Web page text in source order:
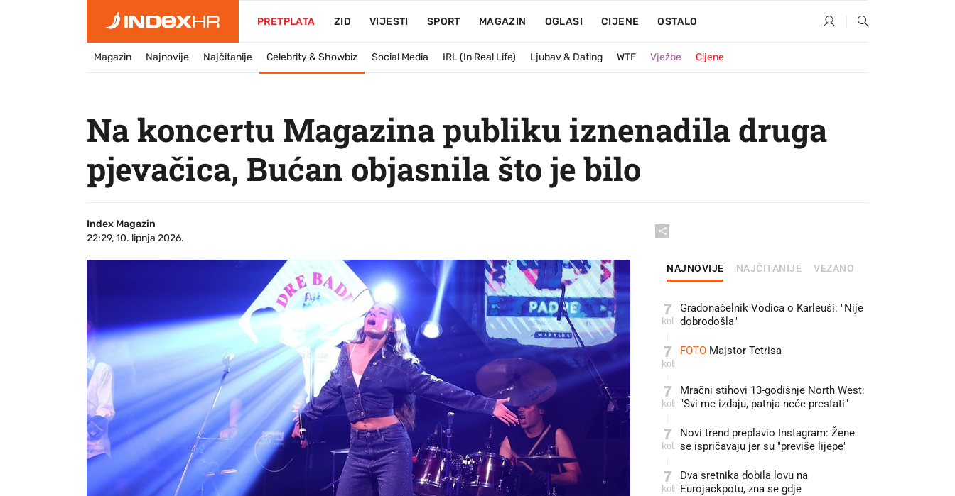
PRETPLATA ZID VIJESTI SPORT MAGAZIN OGLASI CIJENE OSTALO
Magazin Najnovije Najčitanije Celebrity & Showbiz Social Media IRL (In Real Life) Ljubav & Dating WTF Vježbe Cijene
Na koncertu Magazina publiku iznenadila druga
pjevačica, Bućan objasnila što je bilo
Index Magazin
22:29, 10. lipnja 2026.
NAJNOVIJE NAJČITANIJE VEZANO
7
kol
Gradonačelnik Vodica o Karleuši: "Nije
dobrodošla"
7
kol
FOTO Majstor Tetrisa
7
kol
Mračni stihovi 13-godišnje North West:
"Svi me izdaju, patnja neće prestati"
7
kol
Novi trend preplavio Instagram: Žene
se ispričavaju jer su "previše lijepe"
7
kol
Dva sretnika dobila lovu na
Eurojackpotu, zna se gdje